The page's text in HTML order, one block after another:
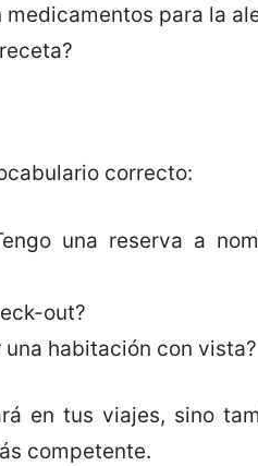
medicamentos para la
correcto:
una reserva a
out?
una habitación con vista?
en tus viajes, sino
competente.